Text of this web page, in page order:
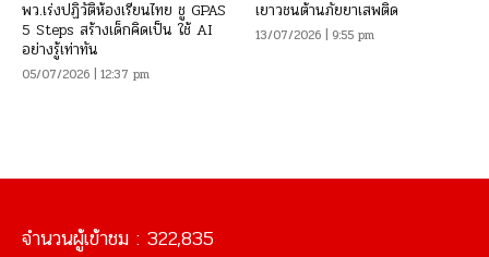
พว.เร่งปฏิวัติห้องเรียนไทย ชู GPAS
5 Steps สร้างเด็กคิดเป็น ใช้ AI
อย่างรู้เท่าทัน
05/07/2026 | 12:37 pm
เยาวชนต้านภัยยาเสพติด
13/07/2026 | 9:55 pm
จำนวนผู้เข้าชม : 322,835